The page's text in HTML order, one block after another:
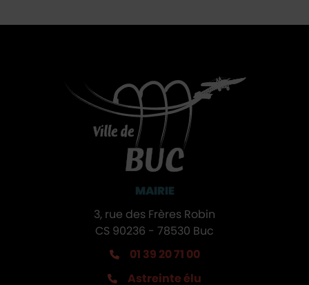
MAIRIE
3, rue des Frères Robin
CS 90236 - 78530 Buc
01 39 20 71 00
Astreinte élu